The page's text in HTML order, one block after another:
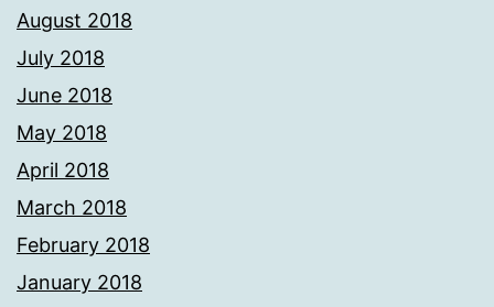
August 2018
July 2018
June 2018
May 2018
April 2018
March 2018
February 2018
January 2018